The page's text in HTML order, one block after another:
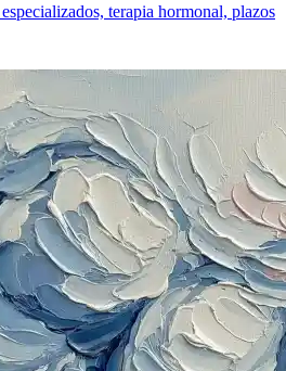
terapia hormonal, plazos